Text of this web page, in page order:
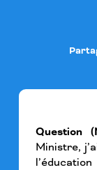
Question
Ministre,